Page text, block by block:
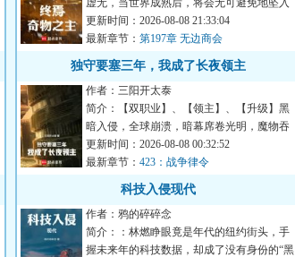
虚无，当世界成熟后，将会无可避免地坠入
母河，往终焉而去。届时...
更新时间：2026-08-08 21:33:04
最新章节： 第197章 无边商会
独守要塞三年，我成了长夜领主
作者：三阳开太泰
简介：【双职业】、【领主】、【升级】黑
暗入侵，全球崩溃，暗幕席卷光明，魔物吞
噬人类。林修作为一个外...
更新时间：2026-08-08 00:32:52
最新章节： 423：战争律令
科技入侵现代
作者：鸦的碎碎念
简介：：林燃睁眼竟是年代的纽约街头，手
握未来年的科技数据，却成了没有身份的“黑